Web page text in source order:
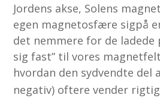
Jordens akse, Solens
egen magnetosfære sigpå
det nemmere for de ladede
sig fast” til vores
hvordan den sydvendte del
negativ) oftere vender